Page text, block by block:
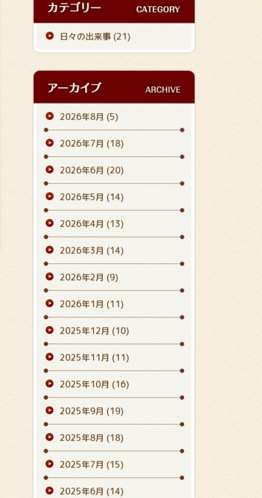
日々の出来事 (21)
2026年8月 (5)
2026年7月 (18)
2026年6月 (20)
2026年5月 (14)
2026年4月 (13)
2026年3月 (14)
2026年2月 (9)
2026年1月 (11)
2025年12月 (10)
2025年11月 (11)
2025年10月 (16)
2025年9月 (19)
2025年8月 (18)
2025年7月 (15)
2025年6月 (14)